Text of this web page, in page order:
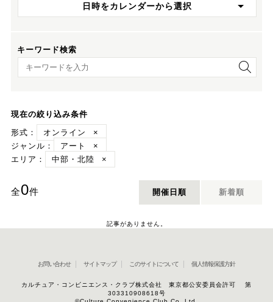
日時をカレンダーから選択
キーワード検索
キーワード検索
現在の絞り込み条件
形式：
オンライン
×
ジャンル：
アート
×
エリア：
中部・北陸 ×
全0件 開催日順 新着順
記事がありません。
お問い合わせ サイトマップ このサイトについて 個人情報保護方針
カルチュア・コンビニエンス・クラブ株式会社 東京都公安委員会許可 第
303310908618号